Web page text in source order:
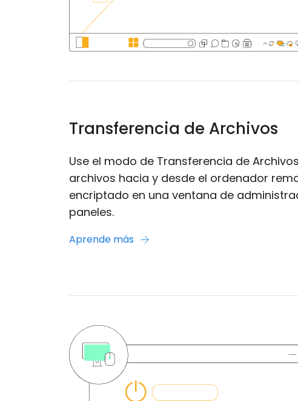
Transferencia de Archivos
Use el modo de Transferencia de
archivos hacia y desde el ordenador
encriptado en una ventana de
paneles.
Aprende más